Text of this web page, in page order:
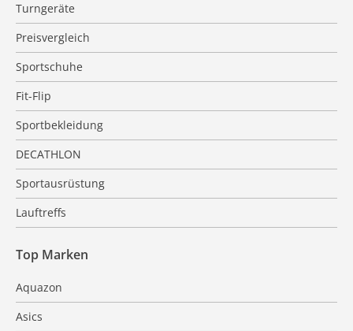
Turngeräte
Preisvergleich
Sportschuhe
Fit-Flip
Sportbekleidung
DECATHLON
Sportausrüstung
Lauftreffs
Top Marken
Aquazon
Asics